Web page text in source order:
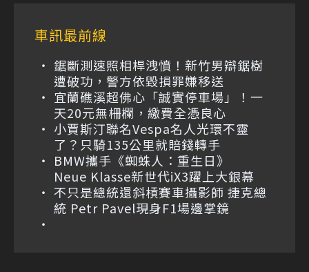
車訊最前線
鋸斷測速照相桿洩憤！新竹男辯鋸樹
遭破功，警方依毀損罪嫌移送
宜蘭礁溪超佛心「誠實停車場」！一
天20元無柵欄，繳費全憑良心
小賈斯汀聯名Vespa名人光環不靈
了？只騎135公里就賠錢轉手
BMW攜手《蜘蛛人：重生日》
Neue Klasse新世代iX3躍上大銀幕
不只是總統還斜槓賽車攝影師 捷克總
統 Petr Pavel現身F1場邊掌鏡